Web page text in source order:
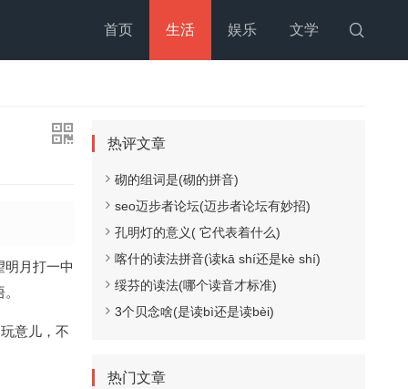

首页 生活 娱乐 文学
明月打一中
意儿，不
热评文章
砌的组词是(砌的拼音)
seo迈步者论坛(迈步者论坛有妙招)
孔明灯的意义( 它代表着什么)
喀什的读法拼音(读kā shí还是kè shí)
绥芬的读法(哪个读音才标准)
3个贝念啥(是读bì还是读bèi)
热门文章